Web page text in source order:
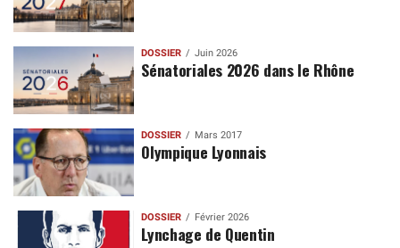
DOSSIER Juin 2026
Sénatoriales 2026 dans le Rhône
DOSSIER Mars 2017
Olympique Lyonnais
DOSSIER Février 2026
Lynchage de Quentin